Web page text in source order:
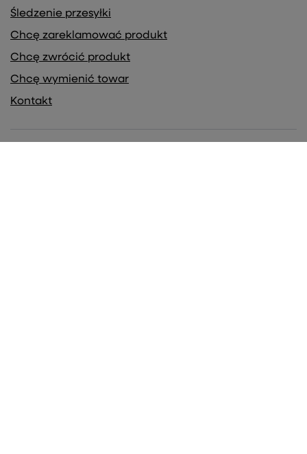
Śledzenie przesyłki
Chcę zareklamować produkt
Chcę zwrócić produkt
Chcę wymienić towar
Kontakt